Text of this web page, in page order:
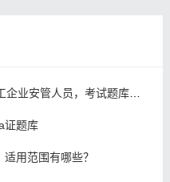
安管人员，考试题库答案推荐
证题库
用范围有哪些？